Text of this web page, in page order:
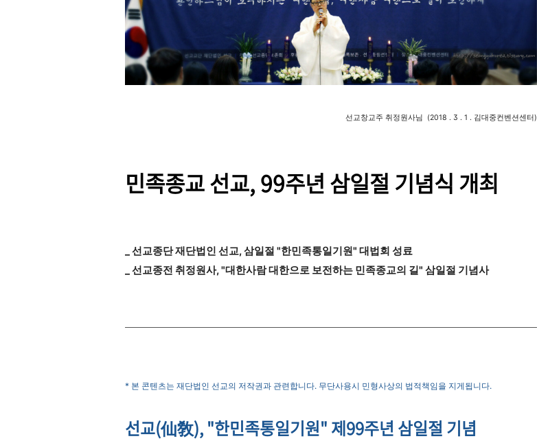
선교창교주 취정원사님 (2018 . 3 . 1 . 김대중컨벤션센터)
민족종교 선교, 99주년 삼일절 기념식 개최
_ 선교종단 재단법인 선교, 삼일절 "한민족통일기원" 대법회 성료
_ 선교종전 취정원사, "대한사람 대한으로 보전하는 민족종교의 길" 삼일절 기념사
* 본 콘텐츠는 재단법인 선교의 저작권과 관련합니다. 무단사용시 민형사상의 법적책임을 지게됩니다.
선교(仙敎),"한민족통일기원"제99주년삼일절 기념